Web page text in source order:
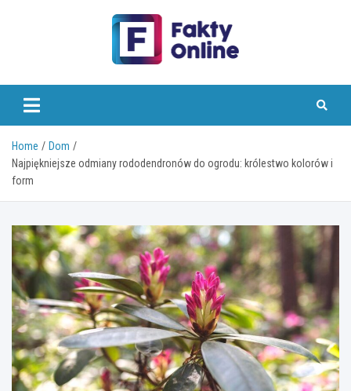
faktyonline.pl
Home
Dom
Najpiękniejsze odmiany rododendronów do ogrodu: królestwo kolorów i
form